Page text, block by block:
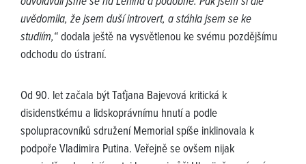
uvědomila, že jsem duší introvert, a stáhla jsem se ke
studiím,“dodala ještě na vysvětlenou ke svému pozdějšímu
odchodu do ústraní.
Od 90. let začala být Taťjana Bajevová kritická k
disidenstkému a lidskoprávnímu hnutí a podle
spolupracovníků sdružení Memorial spíše inklinovala k
podpoře Vladimira Putina. Veřejně se ovšem nijak